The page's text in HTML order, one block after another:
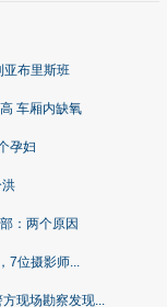
亚布里斯班
车厢内缺氧
孕妇
：两个原因
7位摄影师...
现场勘察发现...